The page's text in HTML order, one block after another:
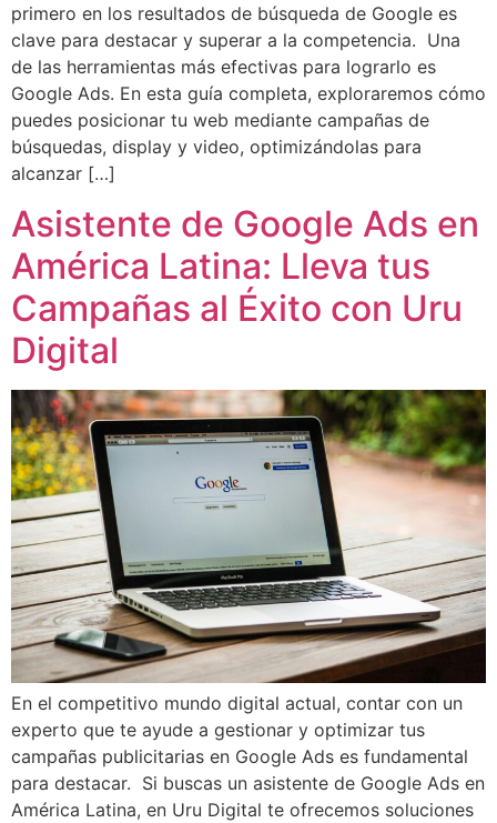
primero en los resultados de búsqueda de Google es
clave para destacar y superar a la competencia. Una
de las herramientas más efectivas para lograrlo es
Google Ads. En esta guía completa, exploraremos cómo
puedes posicionar tu web mediante campañas de
búsquedas, display y video, optimizándolas para
alcanzar […]
Asistente de Google Ads en
América Latina: Lleva tus
Campañas al Éxito con Uru
Digital
En el competitivo mundo digital actual, contar con un
experto que te ayude a gestionar y optimizar tus
campañas publicitarias en Google Ads es fundamental
para destacar. Si buscas un asistente de Google Ads en
América Latina, en Uru Digital te ofrecemos soluciones